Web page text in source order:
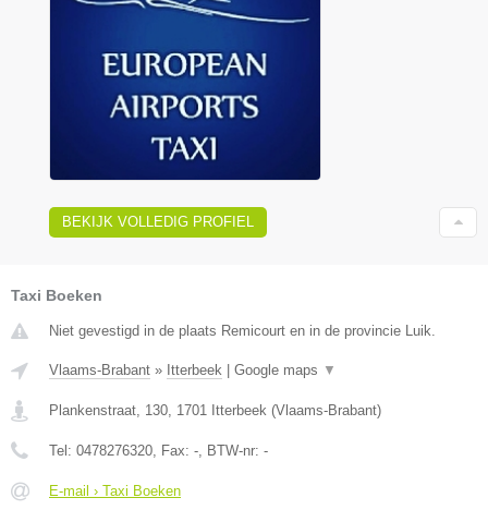
BEKIJK VOLLEDIG PROFIEL
Taxi Boeken
Niet gevestigd in de plaats Remicourt en in de provincie Luik.
Vlaams-Brabant » Itterbeek Google maps ▼
Plankenstraat, 130, 1701 Itterbeek (Vlaams-Brabant)
Tel: 0478276320, Fax: -, BTW-nr: -
E-mail › Taxi Boeken